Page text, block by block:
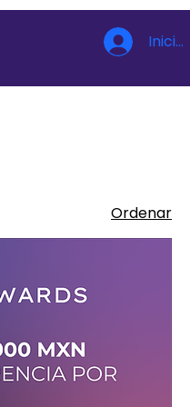
Ordenar